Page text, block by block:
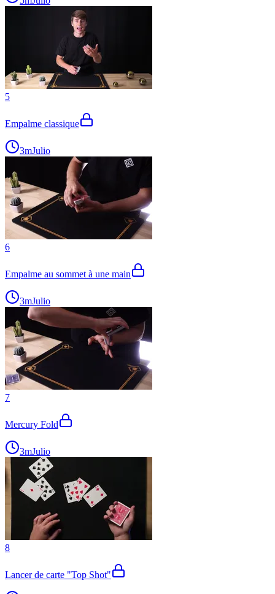
5
Empalme classique
3mJulio
6
Empalme au sommet à une main
3mJulio
7
Mercury Fold
3mJulio
8
Lancer de carte "Top Shot"